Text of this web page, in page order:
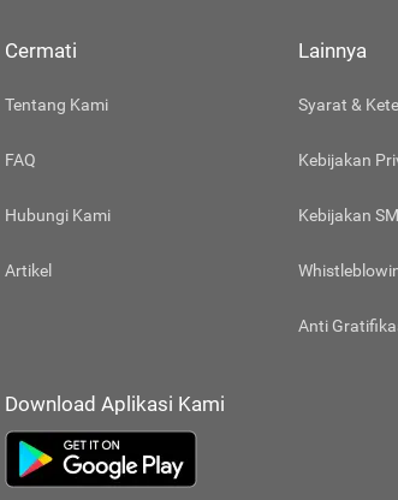
Cermati
Tentang Kami
FAQ
Hubungi Kami
Artikel
Lainnya
Syarat &
Kebijakan
Kebijakan
Anti
Download Aplikasi Kami